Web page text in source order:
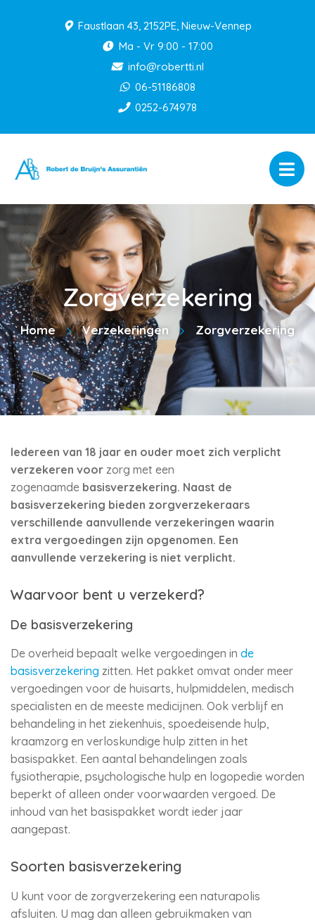
Faustlaan 43, 2152PE, Nieuw-Vennep
Ma - Vr 9:00 - 17:00
info@robertti.nl
06-51186808
0252-674978
Zorgverzekering
Home Verzekeringen Zorgverzekering
Iedereen van 18 jaar en ouder moet zich verplicht
verzekeren voor zorg met een
zogenaamde basisverzekering. Naast de
basisverzekering bieden zorgverzekeraars
verschillende aanvullende verzekeringen waarin
extra vergoedingen zijn opgenomen. Een
aanvullende verzekering is niet verplicht.
Waarvoor bent u verzekerd?
De basisverzekering
De overheid bepaalt welke vergoedingen in de
basisverzekering zitten. Het pakket omvat onder meer
vergoedingen voor de huisarts, hulpmiddelen, medisch
specialisten en de meeste medicijnen. Ook verblijf en
behandeling in het ziekenhuis, spoedeisende hulp,
kraamzorg en verloskundige hulp zitten in het
basispakket. Een aantal behandelingen zoals
fysiotherapie, psychologische hulp en logopedie worden
beperkt of alleen onder voorwaarden vergoed. De
inhoud van het basispakket wordt ieder jaar
aangepast.
Soorten basisverzekering
U kunt voor de zorgverzekering een naturapolis
afsluiten. U mag dan alleen gebruikmaken van